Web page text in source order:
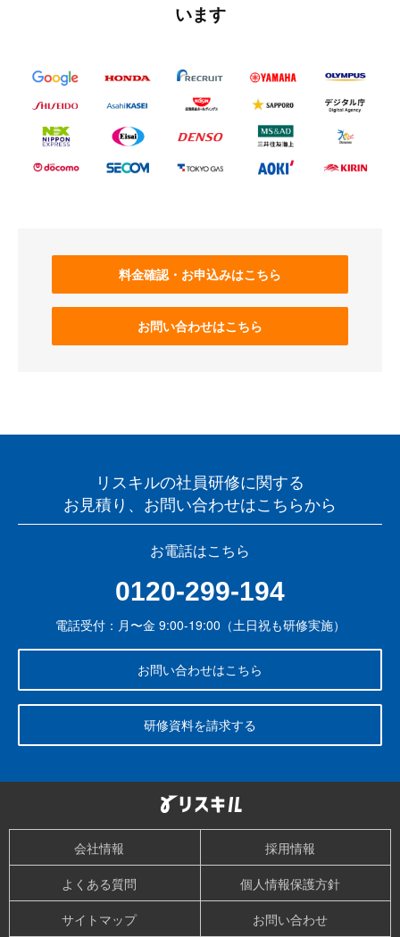
います
料金確認・お申込みはこちら
お問い合わせはこちら
リスキルの社員研修に関する
お見積り、お問い合わせはこちらから
お電話はこちら
0120-299-194
電話受付：月〜金 9:00-19:00（土日祝も研修実施）
お問い合わせはこちら
研修資料を請求する
会社情報
採用情報
よくある質問
個人情報保護方針
サイトマップ
お問い合わせ